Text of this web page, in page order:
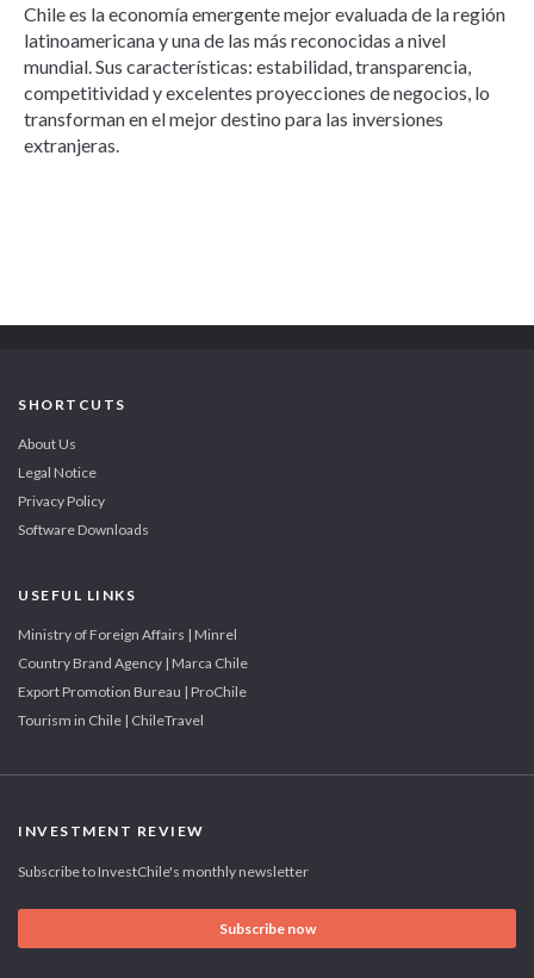
Chile es la economía emergente mejor evaluada de la región
latinoamericana y una de las más reconocidas a nivel
mundial. Sus características: estabilidad, transparencia,
competitividad y excelentes proyecciones de negocios, lo
transforman en el mejor destino para las inversiones
extranjeras.
SHORTCUTS
About Us
Legal Notice
Privacy Policy
Software Downloads
USEFUL LINKS
Ministry of Foreign Affairs | Minrel
Country Brand Agency | Marca Chile
Export Promotion Bureau | ProChile
Tourism in Chile | ChileTravel
INVESTMENT REVIEW
Subscribe to InvestChile's monthly newsletter
Subscribe now